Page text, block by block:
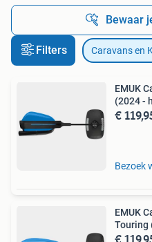
Bewaar
Filters Caravans en
EMUK
(2024 -
€
Bezoek
EMUK
Touring